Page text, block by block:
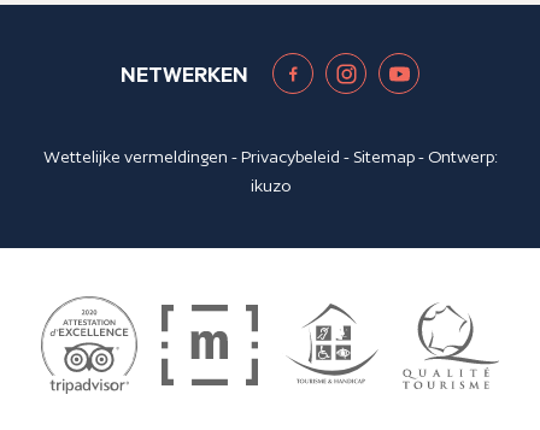
NETWERKEN
Wettelijke vermeldingen -Privacybeleid - Sitemap- Ontwerp:
ikuzo